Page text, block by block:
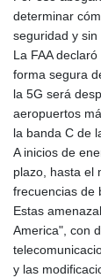
determinar
seguridad y
La FAA
forma segura
la 5G será
aeropuertos
la banda C de
A inicios de
plazo, hasta el
frecuencias de
Estas
America", con
y las